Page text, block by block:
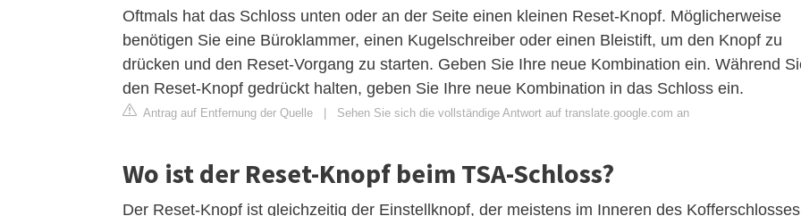
Oftmals hat das Schloss unten oder an der Seite einen kleinen Reset-Knopf. Möglicherweise
benötigen Sie eine Büroklammer, einen Kugelschreiber oder einen Bleistift, um den Knopf zu
drücken und den Reset-Vorgang zu starten. Geben Sie Ihre neue Kombination ein. Während
den Reset-Knopf gedrückt halten, geben Sie Ihre neue Kombination in das Schloss ein.
Antrag auf Entfernung der Quelle | Sehen Sie sich die vollständige Antwort auf translate.google.com an
Wo ist der Reset-Knopf beim TSA-Schloss?
Der Reset-Knopf ist gleichzeitig der Einstellknopf, der meistens im Inneren des Kofferschlosses